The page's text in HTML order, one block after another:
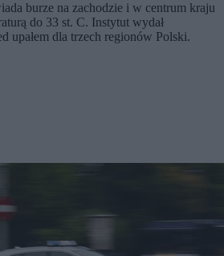
burze na zachodzie i w centrum kraju
do 33 st. C. Instytut wydał
upałem dla trzech regionów Polski.